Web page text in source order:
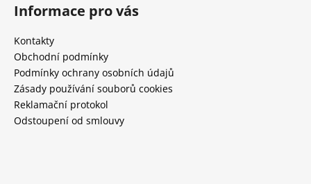
Informace pro vás
Kontakty
Obchodní podmínky
Podmínky ochrany osobních údajů
Zásady používání souborů cookies
Reklamační protokol
Odstoupení od smlouvy